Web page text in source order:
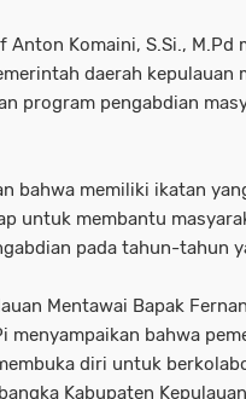
Anton Komaini, S.Si., M.Pd
daerah kepulauan
program pengabdian
bahwa memiliki ikatan
untuk membantu
pada tahun-tahun
Mentawai Bapak
menyampaikan bahwa
diri untuk
Kabupaten